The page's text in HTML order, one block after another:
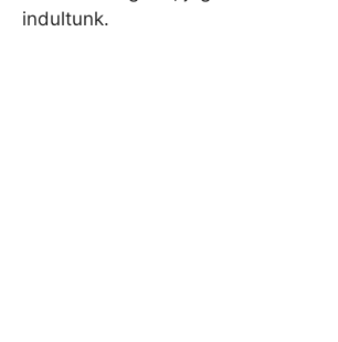
indultunk.